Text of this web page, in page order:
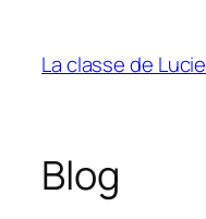
contenu
La classe de Lucie
Blog